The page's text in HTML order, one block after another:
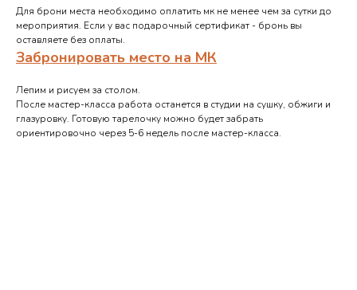
Для брони места необходимо оплатить мк не менее чем за сутки до
мероприятия. Если у вас подарочный сертификат - бронь вы
оставляете без оплаты.
Забронировать место на МК
Лепим и рисуем за столом.
После мастер-класса работа останется в студии на сушку, обжиги и
глазуровку. Готовую тарелочку можно будет забрать
ориентировочно через 5-6 недель после мастер-класса.